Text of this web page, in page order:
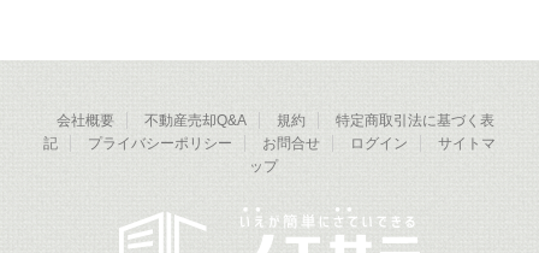
会社概要 不動産売却Q&A 規約
特定商取引法に基づく表
記
プライバシーポリシー お問合せ ログイン
サイトマ
ップ